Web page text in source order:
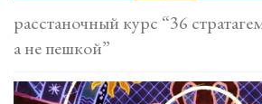
расстаночный курс “36
а не пешкой”